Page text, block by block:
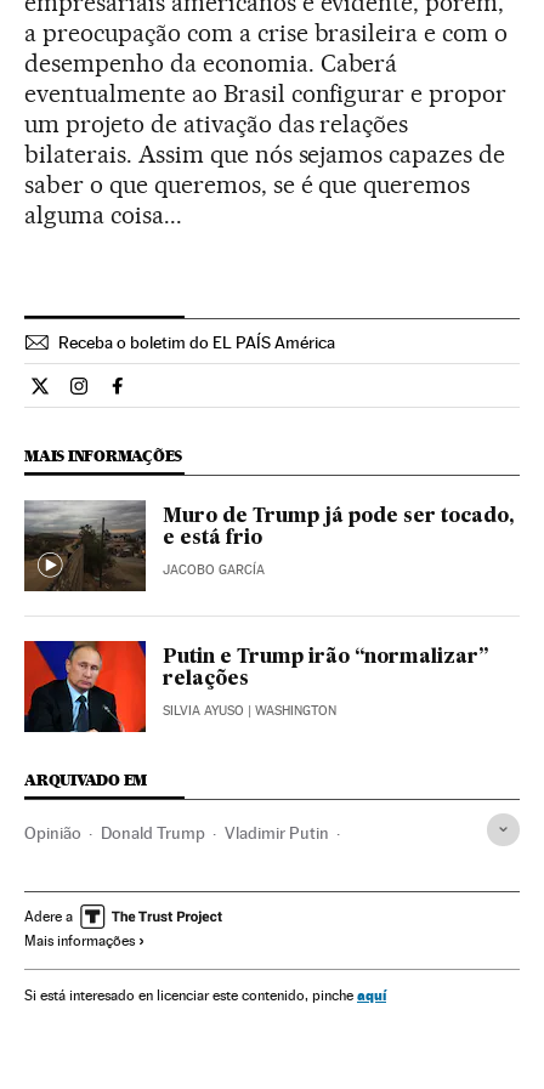
a preocupação com a crise brasileira e com o
desempenho da economia. Caberá
eventualmente ao Brasil configurar e propor
um projeto de ativação das relações
bilaterais. Assim que nós sejamos capazes de
saber o que queremos, se é que queremos
alguma coisa...
Receba o boletim do EL PAÍS América
Opiniao El País Brasil en Twitter
Opiniao El País Brasil en Instagram
Opiniao El País Brasil en Facebook
MAIS INFORMAÇÕES
Muro de Trump já pode ser tocado,
e está frio
JACOBO GARCÍA
Putin e Trump irão “normalizar”
relações
SILVIA AYUSO | WASHINGTON
ARQUIVADO EM
Opinião Donald Trump Vladimir Putin
Estados Unidos Eleições
Política exterior
Adere a
Mais informações
Si está interesado en licenciar este contenido, pinche aquí